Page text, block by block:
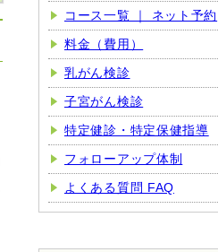
コース一覧 ｜ ネット予約
料金（費用）
乳がん検診
子宮がん検診
特定健診・特定保健指導
フォローアップ体制
よくある質問 FAQ